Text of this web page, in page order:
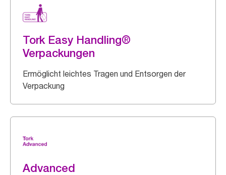
Tork Easy Handling®
Verpackungen
Ermöglicht leichtes Tragen und Entsorgen der
Verpackung
Advanced